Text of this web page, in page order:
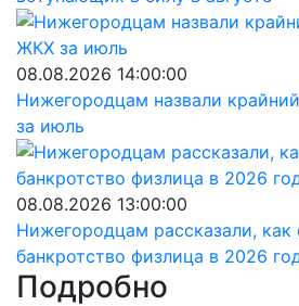
08.08.2026 14:00:00
Нижегородцам назвали
за июль
08.08.2026 13:00:00
Нижегородцам рассказали,
банкротство физлица в 2026
Подробно